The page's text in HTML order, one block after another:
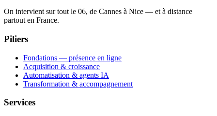
On intervient sur tout le 06, de Cannes à Nice — et à distance
partout en France.
Piliers
Fondations — présence en ligne
Acquisition & croissance
Automatisation & agents IA
Transformation & accompagnement
Services